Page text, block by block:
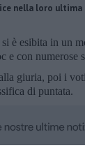
nella loro ultima
è esibita in un
e con numerose
giuria, poi i
di puntata.